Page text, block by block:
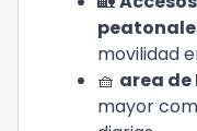
movilidad
🧺 area de
mayor